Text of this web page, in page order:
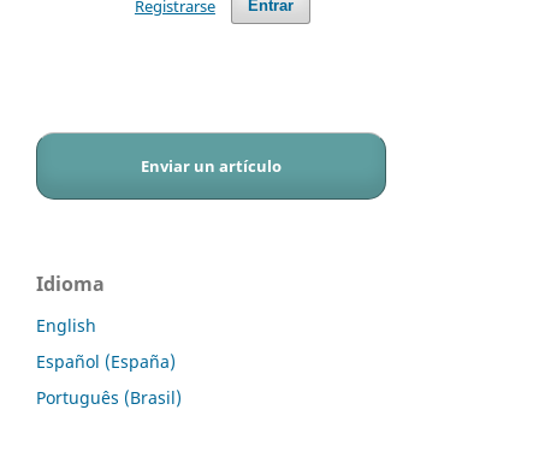
Entrar
Registrarse
Enviar un artículo
Idioma
English
Español (España)
Português (Brasil)